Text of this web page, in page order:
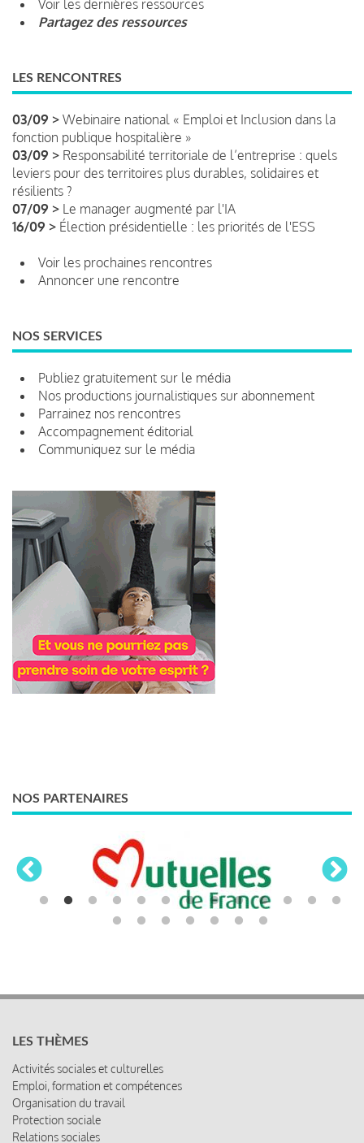
Voir les dernières ressources
Partagez des ressources
LES RENCONTRES
03/09 > Webinaire national « Emploi et Inclusion dans la
fonction publique hospitalière »
03/09 > Responsabilité territoriale de l’entreprise : quels
leviers pour des territoires plus durables, solidaires et
résilients ?
07/09 > Le manager augmenté par l'IA
16/09 > Élection présidentielle : les priorités de l'ESS
Voir les prochaines rencontres
Annoncer une rencontre
NOS SERVICES
Publiez gratuitement sur le média
Nos productions journalistiques sur abonnement
Parrainez nos rencontres
Accompagnement éditorial
Communiquez sur le média
NOS PARTENAIRES
LES THÈMES
Activités sociales et culturelles
Emploi, formation et compétences
Organisation du travail
Protection sociale
Relations sociales